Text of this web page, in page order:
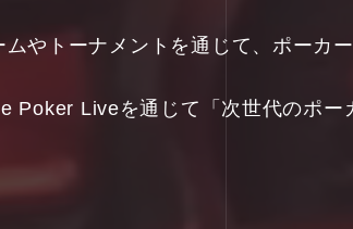
ムやトーナメントを通じて、ポーカ
Poker Liveを通じて「次世代のポー